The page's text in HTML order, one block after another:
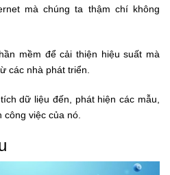
mà chúng ta thậm chí không
mềm để cải thiện hiệu suất mà
các nhà phát triển.
dữ liệu đến, phát hiện các mẫu,
công việc của nó.